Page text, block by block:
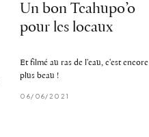
Un bon Teahupo’o
pour les locaux
Et filmé au ras de l'eau, c'est encore
plus beau !
06/06/2021